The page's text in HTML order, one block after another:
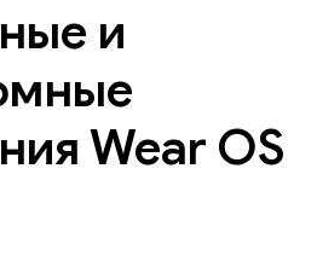
и
Wear OS